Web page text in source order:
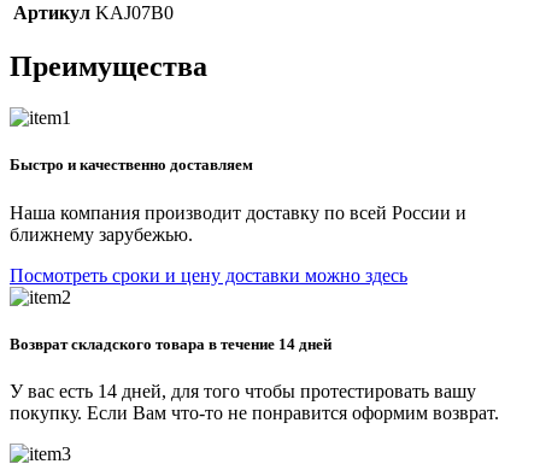
Артикул KAJ07B0
Преимущества
Быстро и качественно доставляем
Наша компания производит доставку по всей России и
ближнему зарубежью.
Посмотреть сроки и цену доставки можно здесь
Возврат складского товара в течение 14 дней
У вас есть 14 дней, для того чтобы протестировать вашу
покупку. Если Вам что-то не понравится оформим возврат.